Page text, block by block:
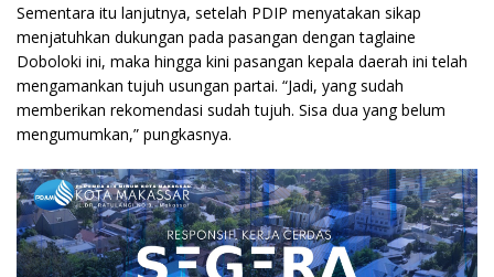
Sementara itu lanjutnya, setelah PDIP menyatakan sikap
menjatuhkan dukungan pada pasangan dengan taglaine
Doboloki ini, maka hingga kini pasangan kepala daerah ini telah
mengamankan tujuh usungan partai. “Jadi, yang sudah
memberikan rekomendasi sudah tujuh. Sisa dua yang belum
mengumumkan,” pungkasnya.